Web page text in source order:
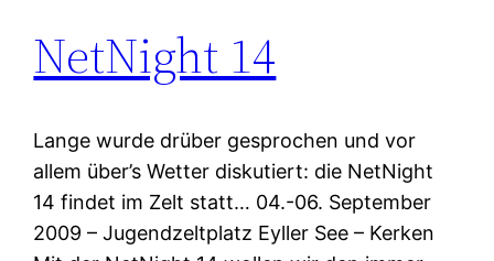
NetNight 14
Lange wurde drüber gesprochen und vor
allem über’s Wetter diskutiert: die NetNight
14 findet im Zelt statt… 04.-06. September
2009 – Jugendzeltplatz Eyller See – Kerken